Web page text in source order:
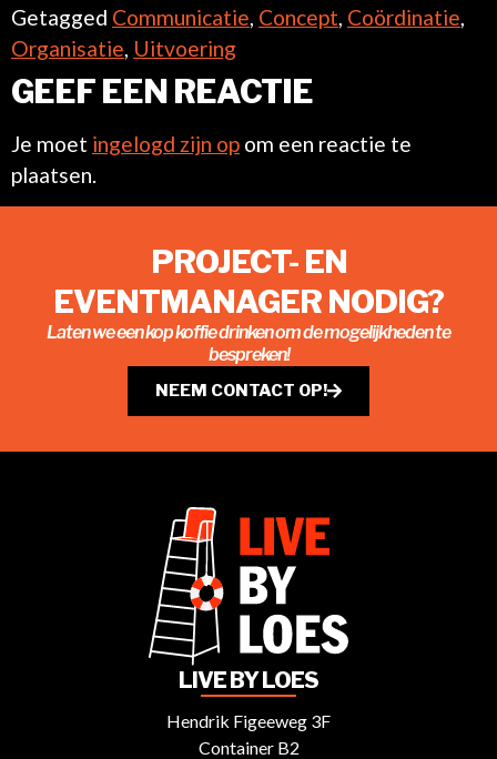
Getagged Communicatie, Concept, Coördinatie,
Organisatie, Uitvoering
GEEF EEN REACTIE
Je moet ingelogd zijn op om een reactie te
plaatsen.
PROJECT- EN
EVENTMANAGER NODIG?
Laten we een kop koffie drinken om de mogelijkheden te
bespreken!
NEEM CONTACT OP!
LIVE BY LOES
Hendrik Figeeweg 3F
Container B2